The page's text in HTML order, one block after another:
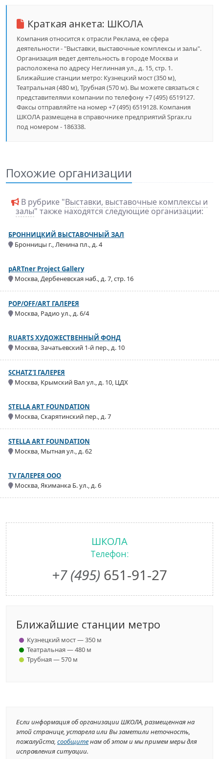
Краткая анкета: ШКОЛА
Компания относится к отрасли Реклама, ее сфера
деятельности - "Выставки, выставочные комплексы и залы".
Организация ведет деятельность в городе Москва и
расположена по адресу Неглинная ул., д. 15, стр. 1.
Ближайшие станции метро: Кузнецкий мост (350 м),
Театральная (480 м), Трубная (570 м). Вы можете связаться с
представителями компании по телефону +7 (495) 6519127.
Факсы отправляйте на номер +7 (495) 6519128. Компания
ШКОЛА размещена в справочнике предприятий Sprax.ru
под номером - 186338.
Похожие организации
В рубрике "Выставки, выставочные комплексы и
залы" также находятся следующие организации:
БРОННИЦКИЙ ВЫСТАВОЧНЫЙ ЗАЛ
Бронницы г., Ленина пл., д. 4
pARTner Project Gallery
Москва, Дербеневская наб., д. 7, стр. 16
POP/OFF/ART ГАЛЕРЕЯ
Москва, Радио ул., д. 6/4
RUARTS ХУДОЖЕСТВЕННЫЙ ФОНД
Москва, Зачатьевский 1-й пер., д. 10
SCHATZ'I ГАЛЕРЕЯ
Москва, Крымский Вал ул., д. 10, ЦДХ
STELLA ART FOUNDATION
Москва, Скарятинский пер., д. 7
STELLA ART FOUNDATION
Москва, Мытная ул., д. 62
TV ГАЛЕРЕЯ ООО
Москва, Якиманка Б. ул., д. 6
ШКОЛА
Телефон:
+7 (495) 651-91-27
Ближайшие станции метро
Кузнецкий мост — 350 м
Театральная — 480 м
Трубная — 570 м
Если информация об организации ШКОЛА, размещенная на
этой странице, устарела или Вы заметили неточность,
пожалуйста, сообщитенам об этом и мы примем меры для
исправления ситуации.